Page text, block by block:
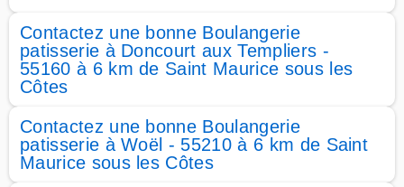
Contactez une bonne Boulangerie
patisserie à Doncourt aux Templiers -
55160 à 6 km de Saint Maurice sous les
Côtes
Contactez une bonne Boulangerie
patisserie à Woël - 55210 à 6 km de Saint
Maurice sous les Côtes